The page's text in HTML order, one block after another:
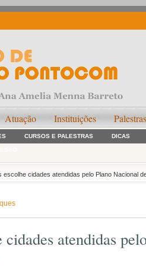
Atuação Instituições Palestras
CURSOS E PALESTRAS DICAS
escolhe cidades atendidas pelo Plano Nacional
cidades atendidas